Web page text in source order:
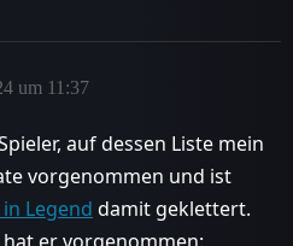
um 11:37
auf dessen Liste mein
vorgenommen und ist
Legend damit geklettert.
er vorgenommen: